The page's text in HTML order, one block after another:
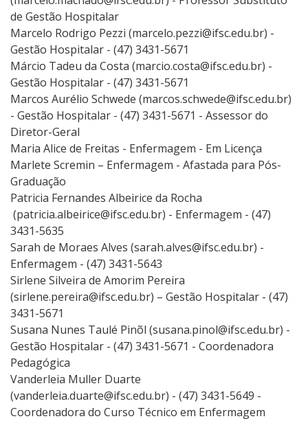
de Gestão Hospitalar
Marcelo Rodrigo Pezzi (marcelo.pezzi@ifsc.edu.br) -
Gestão Hospitalar - (47) 3431-5671
Márcio Tadeu da Costa (marcio.costa@ifsc.edu.br) -
Gestão Hospitalar - (47) 3431-5671
Marcos Aurélio Schwede (marcos.schwede@ifsc.edu.br)
- Gestão Hospitalar - (47) 3431-5671 - Assessor do
Diretor-Geral
Maria Alice de Freitas - Enfermagem - Em Licença
Marlete Scremin – Enfermagem - Afastada para Pós-
Graduação
Patricia Fernandes Albeirice da Rocha
(patricia.albeirice@ifsc.edu.br) - Enfermagem - (47)
3431-5635
Sarah de Moraes Alves (sarah.alves@ifsc.edu.br) -
Enfermagem - (47) 3431-5643
Sirlene Silveira de Amorim Pereira
(sirlene.pereira@ifsc.edu.br) – Gestão Hospitalar - (47)
3431-5671
Susana Nunes Taulé Pinõl (susana.pinol@ifsc.edu.br) -
Gestão Hospitalar - (47) 3431-5671 - Coordenadora
Pedagógica
Vanderleia Muller Duarte
(vanderleia.duarte@ifsc.edu.br) - (47) 3431-5649 -
Coordenadora do Curso Técnico em Enfermagem